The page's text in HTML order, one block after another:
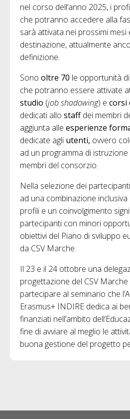
nel corso dell’anno 2025, i
che potranno accedere alla
sarà attivata nei prossimi mesi
destinazione, attualmente
definizione.
Sono oltre 70 le opportunità
che potranno essere attivate
studio (job shadowing) e corsi
dedicati allo staffdei membri
aggiunta alle esperienze
dedicate agli utenti, ovvero
ad un programma di
membri del consorzio.
Nella selezione dei
ad una combinazione
profili e un coinvolgimento
partecipanti con minori
obiettivi del Piano di sviluppo
da CSV Marche.
Il 23 e il 24 ottobre una
progettazione del CSV Marche
partecipare al seminario che
Erasmus+ INDIRE dedica ai
finanziati nell’ambito
fine di avviare al meglio le
buona gestione del progetto